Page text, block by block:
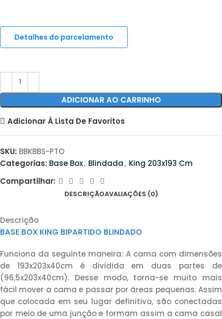
Detalhes do parcelamento
ADICIONAR AO CARRINHO
Adicionar À Lista De Favoritos
SKU: BBKBBS-PTO
Categorias: Base Box, Blindada, King 203x193 Cm
Compartilhar:
DESCRIÇÃOAVALIAÇÕES (0)
Descrição
BASE BOX KING BIPARTIDO BLINDADO
Funciona da seguinte maneira: A cama com dimensões
de 193x203x40cm é dividida em duas partes de
(96,5x203x40cm). Desse modo, torna-se muito mais
fácil mover a cama e passar por áreas pequenas. Assim
que colocada em seu lugar definitivo, são conectadas
por meio de uma junção e formam assim a cama casal